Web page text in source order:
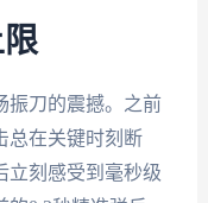
振刀的震撼。之前
总在关键时刻断
立刻感受到毫秒级